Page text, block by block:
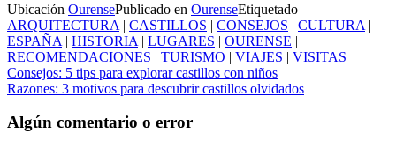
Ubicación OurensePublicado en OurenseEtiquetado
ARQUITECTURA | CASTILLOS | CONSEJOS | CULTURA |
ESPAÑA | HISTORIA | LUGARES | OURENSE |
RECOMENDACIONES | TURISMO | VIAJES | VISITAS
Navegación
de
entradas
Consejos: 5 tips para explorar castillos con niños
Razones: 3 motivos para descubrir castillos olvidados
Algún comentario o error